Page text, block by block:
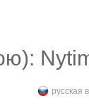
русская